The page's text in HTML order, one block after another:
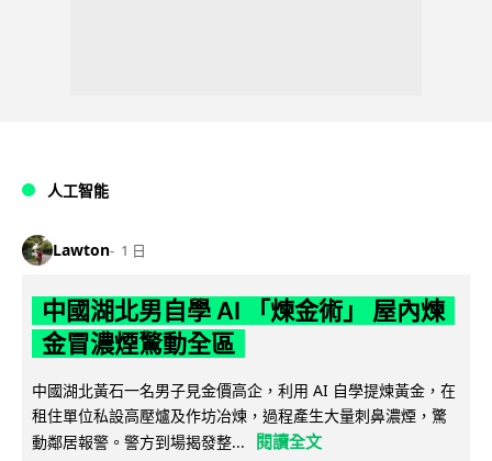
人工智能
Lawton 1 日
中國湖北男自學 AI 「煉金術」 屋內煉
金冒濃煙驚動全區
中國湖北黃石一名男子見金價高企，利用 AI 自學提煉黃金，在
租住單位私設高壓爐及作坊冶煉，過程產生大量刺鼻濃煙，驚
動鄰居報警。警方到場揭發整...
閱讀全文